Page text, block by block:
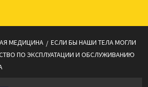
МЕДИЦИНА
ЕСЛИ БЫ НАШИ ТЕЛА МОГЛИ
ПО ЭКСПЛУАТАЦИИ И ОБСЛУЖИВАНИЮ